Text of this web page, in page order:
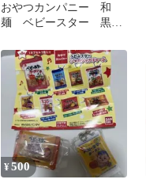
おやつカンパニー 和
麺 ベビースター 黒胡
袋
¥500